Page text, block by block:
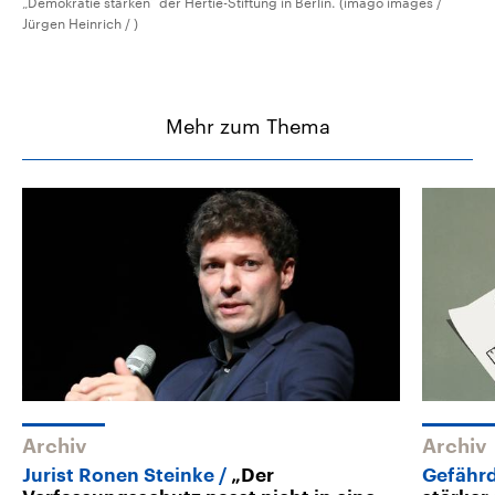
Jürgen Heinrich / )
Mehr zum Thema
Archiv
Jurist Ronen Steinke
„Der
Archiv